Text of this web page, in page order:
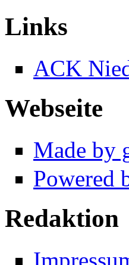
Links
ACK
Webseite
Made by
Powered
Redaktion